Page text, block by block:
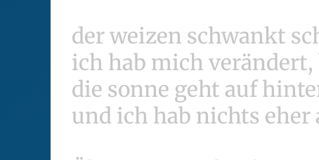
der weizen schwankt
ich hab mich
die sonne geht auf
und ich hab nichts eher